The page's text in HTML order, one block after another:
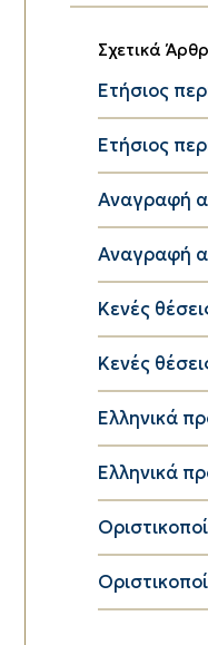
Σχετικά
Eτήσιος
Eτήσιος
Αναγραφή
Αναγραφή
Κενές
Κενές
Ελληνικά
Ελληνικά